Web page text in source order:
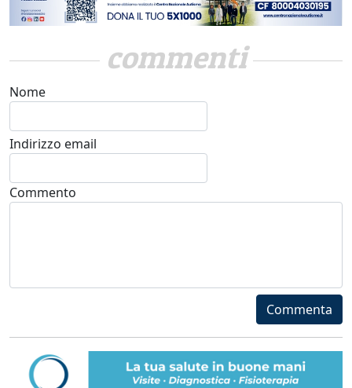
commenti
Nome
Indirizzo email
Commento
Commenta